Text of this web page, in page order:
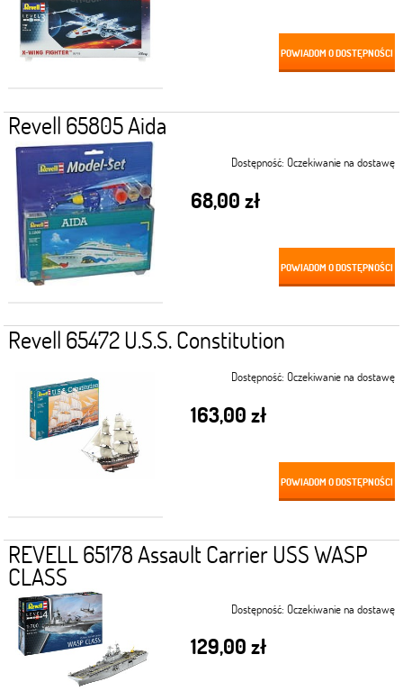
POWIADOM O DOSTĘPNOŚCI
Revell 65805 Aida
Dostępność: Oczekiwanie na dostawę
68,00 zł
POWIADOM O DOSTĘPNOŚCI
Revell 65472 U.S.S. Constitution
Dostępność: Oczekiwanie na dostawę
163,00 zł
POWIADOM O DOSTĘPNOŚCI
REVELL 65178 Assault Carrier USS WASP
CLASS
Dostępność: Oczekiwanie na dostawę
129,00 zł